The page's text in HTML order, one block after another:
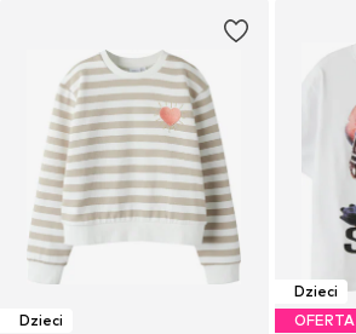
Dzieci
Dzieci
OFERTA